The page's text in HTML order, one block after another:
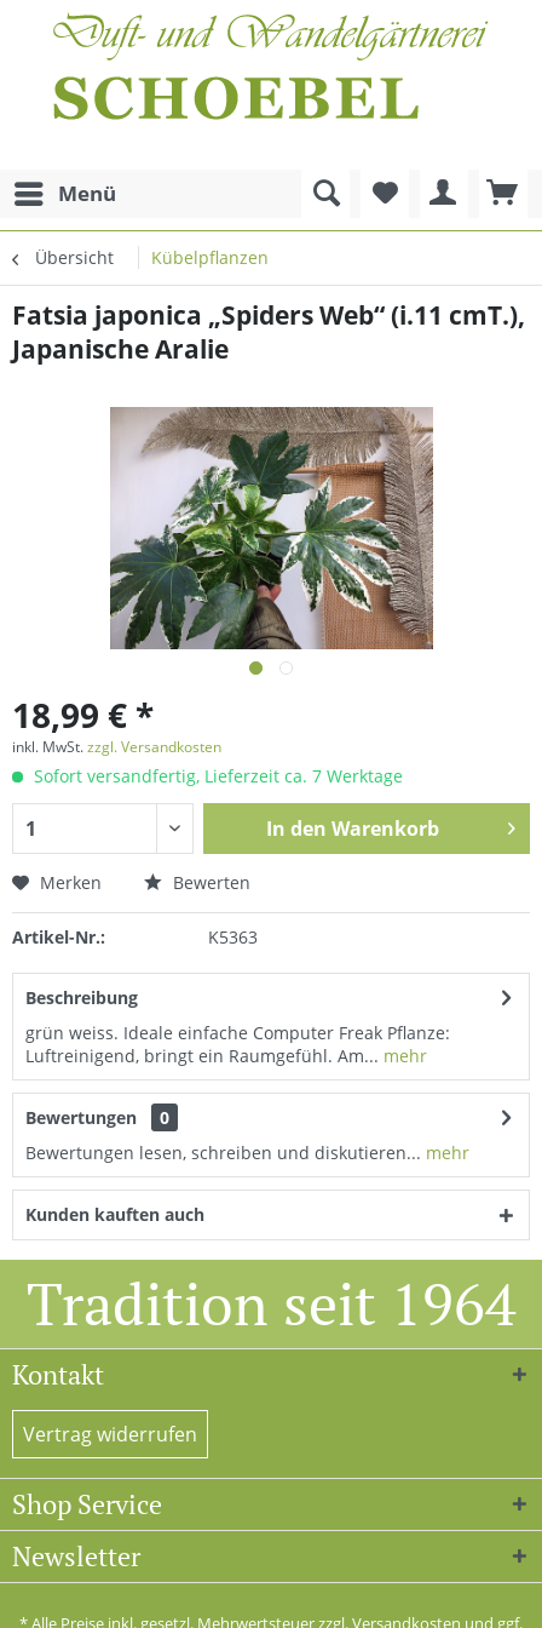
Menü
Übersicht Kübelpflanzen
Fatsia japonica „Spiders Web“ (i.11 cmT.),
Japanische Aralie
18,99 € *
inkl. MwSt.zzgl. Versandkosten
Sofort versandfertig, Lieferzeit ca. 7 Werktage
In den Warenkorb
Merken Bewerten
Artikel-Nr.: K5363
Beschreibung
grün weiss. Ideale einfache Computer Freak Pflanze:
Luftreinigend, bringt ein Raumgefühl. Am... mehr
Bewertungen
0
Bewertungen lesen, schreiben und diskutieren... mehr
Kunden kauften auch
Tradition seit 1964
Kontakt
Vertrag widerrufen
Shop Service
Newsletter
* Alle Preise inkl. gesetzl. Mehrwertsteuer zzgl.Versandkosten und ggf.